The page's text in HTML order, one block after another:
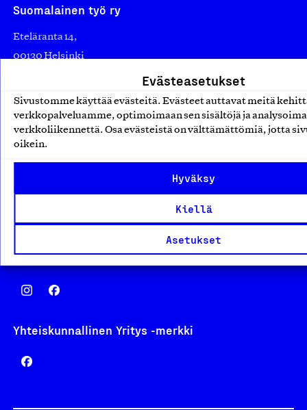
Evästeasetukset
Sivustomme käyttää evästeitä. Evästeet auttavat meitä
verkkopalveluamme, optimoimaan sen sisältöjä ja
verkkoliikennettä. Osa evästeistä on välttämättömiä, jotta
oikein.
Hyväksy
Kiellä
Asetukset
Suomalainen työ ry
Eteläranta 14,
00130 Helsinki
asiakaspalvelu@suomalainentyo.fi
laskutus@suomalainentyo.fi
Design From Finland
Yhteiskunnallinen Yritys -merkki